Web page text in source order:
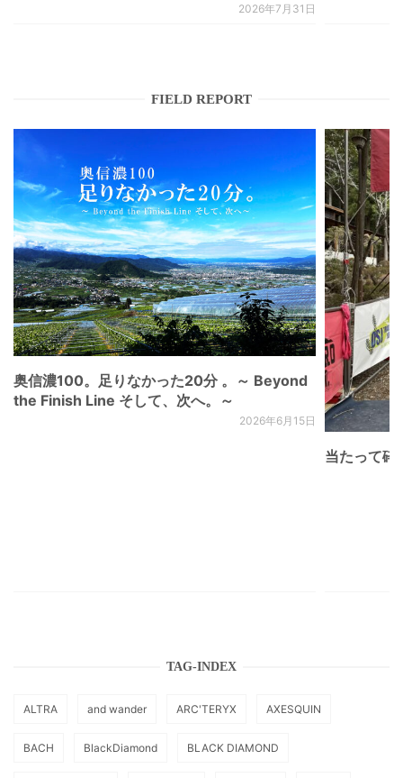
2026年7月31日
FIELD REPORT
奥信濃100。足りなかった20分 。～ Beyond
the Finish Line そして、次へ。～
2026年6月15日
当たって砕
TAG-INDEX
ALTRA and wander ARC'TERYX AXESQUIN
BACH BlackDiamond BLACK DIAMOND